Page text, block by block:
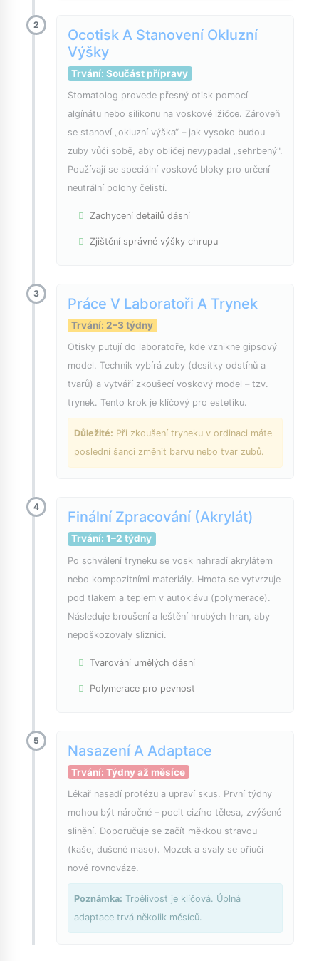
2
Ocotisk A Stanovení Okluzní
Výšky
Trvání: Součást přípravy
Stomatolog provede přesný otisk pomocí
algínátu nebo silikonu na voskové lžičce. Zároveň
se stanoví „okluzní výška“ – jak vysoko budou
zuby vůči sobě, aby obličej nevypadal „sehrbený".
Používají se speciální voskové bloky pro určení
neutrální polohy čelistí.
Zachycení detailů dásní
Zjištění správné výšky chrupu
3
Práce V Laboratoři A Trynek
Trvání: 2–3 týdny
Otisky putují do laboratoře, kde vznikne gipsový
model. Technik vybírá zuby (desítky odstínů a
tvarů) a vytváří zkoušecí voskový model – tzv.
trynek. Tento krok je klíčový pro estetiku.
Důležité: Při zkoušení tryneku v ordinaci máte
poslední šanci změnit barvu nebo tvar zubů.
4
Finální Zpracování (Akrylát)
Trvání: 1–2 týdny
Po schválení tryneku se vosk nahradí akrylátem
nebo kompozitními materiály. Hmota se vytvrzuje
pod tlakem a teplem v autoklávu (polymerace).
Následuje broušení a leštění hrubých hran, aby
nepoškozovaly sliznici.
Tvarování umělých dásní
Polymerace pro pevnost
5
Nasazení A Adaptace
Trvání: Týdny až měsíce
Lékař nasadí protézu a upraví skus. První týdny
mohou být náročné – pocit cizího tělesa, zvýšené
slinění. Doporučuje se začít měkkou stravou
(kaše, dušené maso). Mozek a svaly se přiučí
nové rovnováze.
Poznámka: Trpělivost je klíčová. Úplná
adaptace trvá několik měsíců.